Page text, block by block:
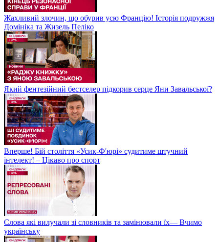
Жахливий злочин, що обурив усю Францію! Історія подружжя
Домініка та Жизель Пеліко
Який фентезійний бестселер підкорив серце Яни Завальської?
Вперше! Бій століття «Усик-Ф'юрі» судитиме штучний
інтелект! – Цікаво про спорт
Слова які вилучали зі словників та замінювали їх— Вчимо
українську